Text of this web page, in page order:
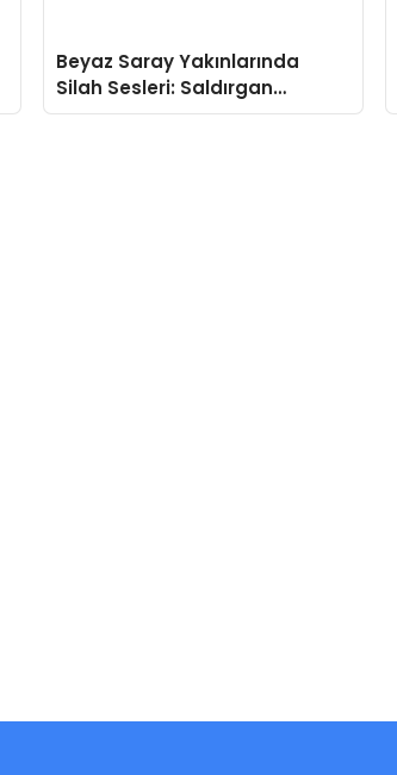
Beyaz Saray Yakınlarında
Silah Sesleri: Saldırgan
Öldürüldü!